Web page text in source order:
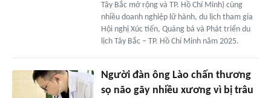
Tây Bắc mở rộng và TP. Hồ Chí Minh) cùng
nhiều doanh nghiệp lữ hành, du lịch tham gia
Hội nghị Xúc tiến, Quảng bá và Phát triển du
lịch Tây Bắc – TP. Hồ Chí Minh năm 2025.
Người đàn ông Lào chấn thương
sọ não gãy nhiều xương vì bị trâu